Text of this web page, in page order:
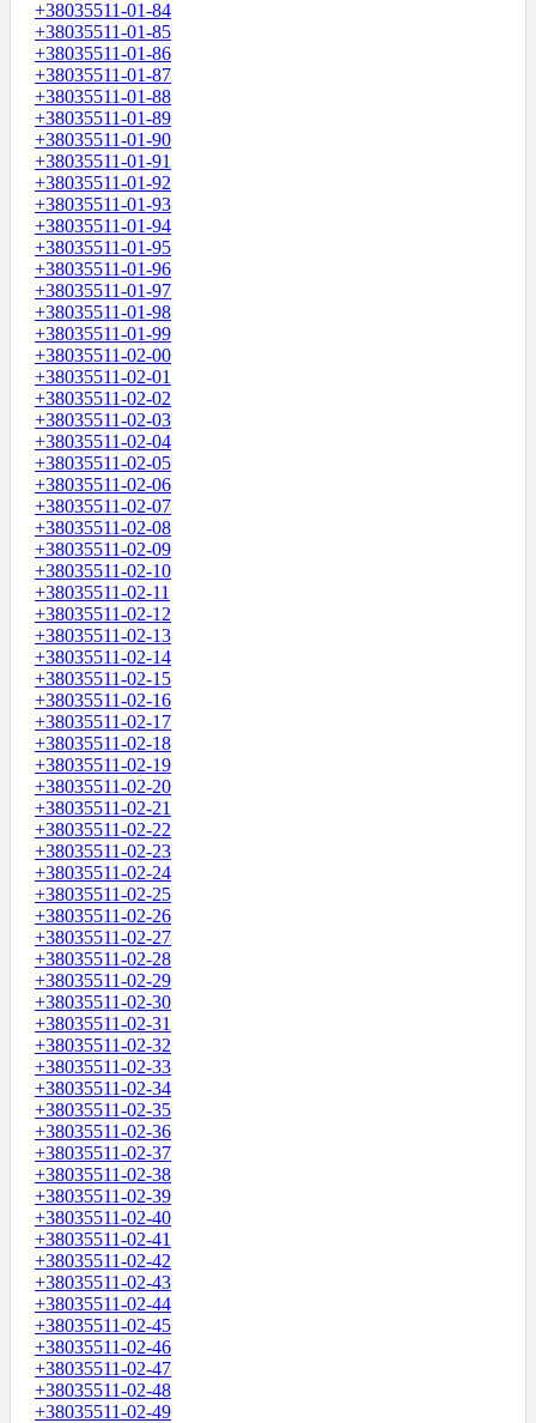
+38035511-01-84
+38035511-01-85
+38035511-01-86
+38035511-01-87
+38035511-01-88
+38035511-01-89
+38035511-01-90
+38035511-01-91
+38035511-01-92
+38035511-01-93
+38035511-01-94
+38035511-01-95
+38035511-01-96
+38035511-01-97
+38035511-01-98
+38035511-01-99
+38035511-02-00
+38035511-02-01
+38035511-02-02
+38035511-02-03
+38035511-02-04
+38035511-02-05
+38035511-02-06
+38035511-02-07
+38035511-02-08
+38035511-02-09
+38035511-02-10
+38035511-02-11
+38035511-02-12
+38035511-02-13
+38035511-02-14
+38035511-02-15
+38035511-02-16
+38035511-02-17
+38035511-02-18
+38035511-02-19
+38035511-02-20
+38035511-02-21
+38035511-02-22
+38035511-02-23
+38035511-02-24
+38035511-02-25
+38035511-02-26
+38035511-02-27
+38035511-02-28
+38035511-02-29
+38035511-02-30
+38035511-02-31
+38035511-02-32
+38035511-02-33
+38035511-02-34
+38035511-02-35
+38035511-02-36
+38035511-02-37
+38035511-02-38
+38035511-02-39
+38035511-02-40
+38035511-02-41
+38035511-02-42
+38035511-02-43
+38035511-02-44
+38035511-02-45
+38035511-02-46
+38035511-02-47
+38035511-02-48
+38035511-02-49